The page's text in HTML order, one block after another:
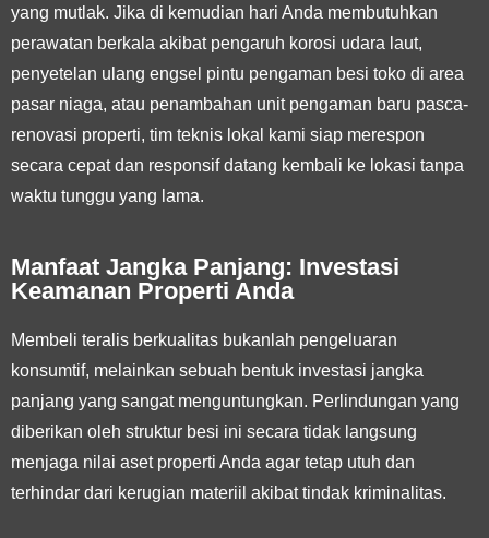
yang mutlak. Jika di kemudian hari Anda membutuhkan
perawatan berkala akibat pengaruh korosi udara laut,
penyetelan ulang engsel pintu pengaman besi toko di area
pasar niaga, atau penambahan unit pengaman baru pasca-
renovasi properti, tim teknis lokal kami siap merespon
secara cepat dan responsif datang kembali ke lokasi tanpa
waktu tunggu yang lama.
Manfaat Jangka Panjang: Investasi
Keamanan Properti Anda
Membeli teralis berkualitas bukanlah pengeluaran
konsumtif, melainkan sebuah bentuk investasi jangka
panjang yang sangat menguntungkan. Perlindungan yang
diberikan oleh struktur besi ini secara tidak langsung
menjaga nilai aset properti Anda agar tetap utuh dan
terhindar dari kerugian materiil akibat tindak kriminalitas.